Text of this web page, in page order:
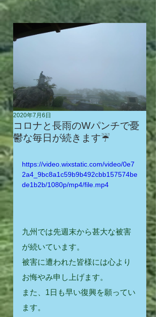
コロナと長雨のWパンチで憂
鬱な毎日が続きます☔️
2020年7月6日
https://video.wixstatic.com/video/0e7
2a4_9bc8a1c59b9b492cbb157574be
de1b2b/1080p/mp4/file.mp4
九州では先週末から甚大な被害
が続いています。
被害に遭われた皆様には心より
お悔やみ申し上げます。
また、1日も早い復興を願ってい
ます。